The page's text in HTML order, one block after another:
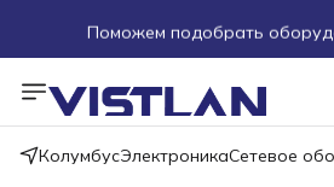
Поможем подобрать
Пуско-наладочные
Пришлите запрос на e-
КолумбусЭлектроникаСетевое